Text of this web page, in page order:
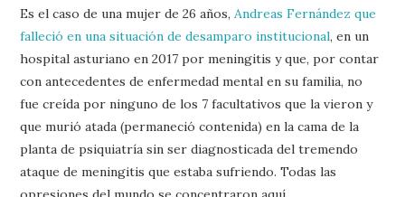
Es el caso de una mujer de 26 años,Andreas Fernández que
falleció en una situación de desamparo institucional, en un
hospital asturiano en 2017 por meningitis y que, por contar
con antecedentes de enfermedad mental en su familia, no
fue creída por ninguno de los 7 facultativos que la vieron y
que murió atada (permaneció contenida) en la cama de la
planta de psiquiatría sin ser diagnosticada del tremendo
ataque de meningitis que estaba sufriendo. Todas las